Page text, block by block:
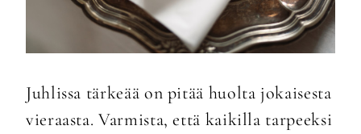
Juhlissa tärkeää on pitää huolta jokaisesta
vieraasta. Varmista, että kaikilla tarpeeksi